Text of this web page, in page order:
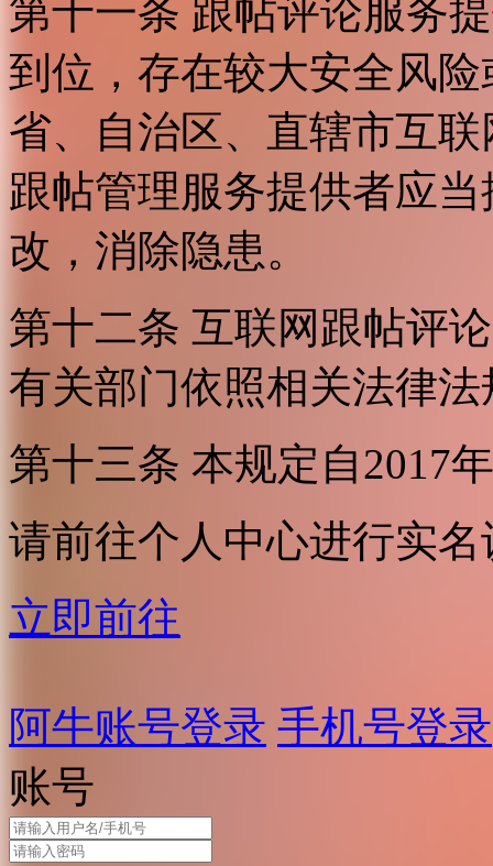
第十一条 跟帖评论服务
到位，存在较大安全风
省、自治区、直辖市互
跟帖管理服务提供者应
改，消除隐患。
第十二条 互联网跟帖评
有关部门依照相关法律
第十三条 本规定自2017
请前往个人中心进行实名
立即前往
阿牛账号登录 手机号登录
账号